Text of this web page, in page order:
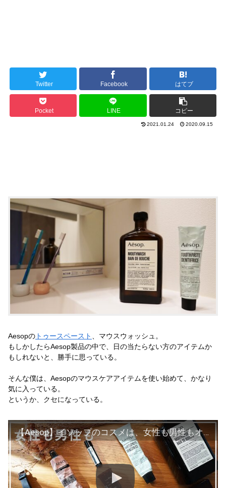
Twitter Facebook はてブ
Pocket LINE コピー
2021.01.24 2020.09.15
Aesopの トゥースペースト
、マウスウォッシュ。
もしかしたらAesop製品の中で、日の当たらない方のアイテムか
もしれないと、勝手に思っている。
そんな僕は、Aesopのマウスケアアイテムを使い始めて、かなり
気に入っている。
というか、クセになっている。
【Aesop】イソップのコスメは、女性も男性もオススメ。始めの5選を紹介。